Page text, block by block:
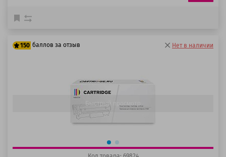
150 баллов за отзыв Нет в наличии
Быстрый просмотр